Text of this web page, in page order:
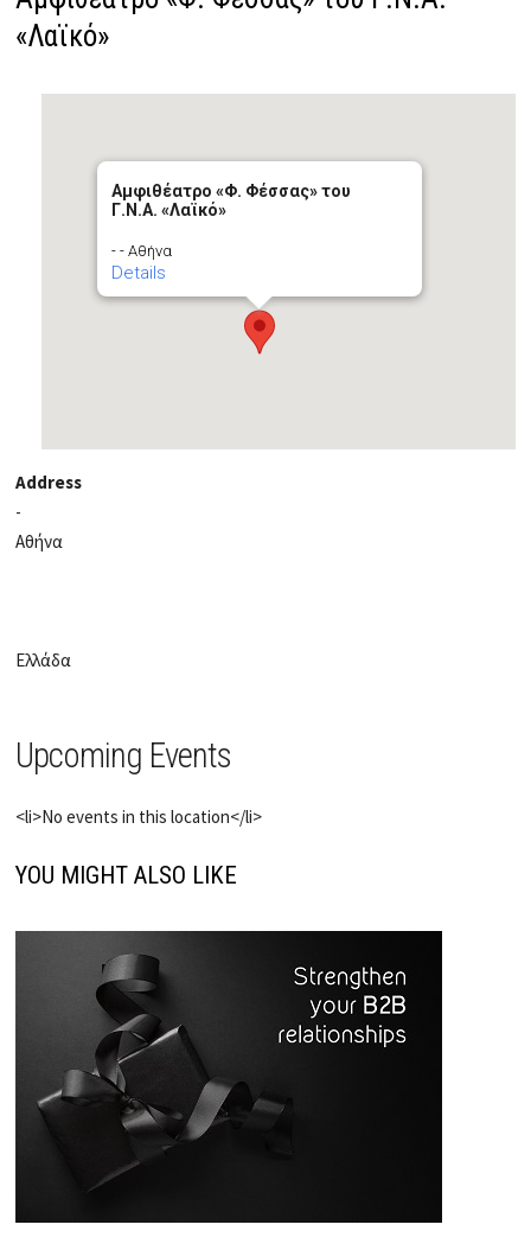
«Λαϊκό»
Αμφιθέατρο «Φ. Φέσσας» του
Γ.Ν.Α. «Λαϊκό»
- - Αθήνα
Details
Address
-
Αθήνα
Ελλάδα
Upcoming Events
<li>No events in this location</li>
YOU MIGHT ALSO LIKE